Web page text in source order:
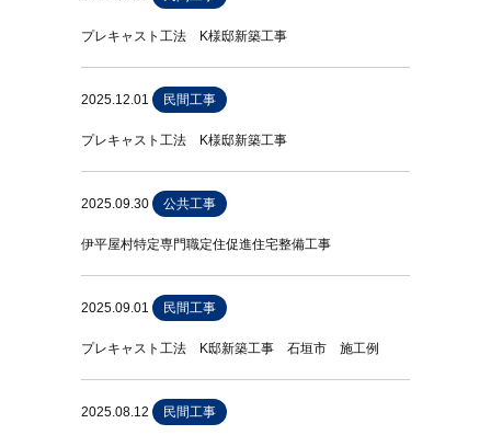
プレキャスト工法 K様邸新築工事
2025.12.01 民間工事
プレキャスト工法 K様邸新築工事
2025.09.30 公共工事
伊平屋村特定専門職定住促進住宅整備工事
2025.09.01 民間工事
プレキャスト工法 K邸新築工事 石垣市 施工例
2025.08.12 民間工事